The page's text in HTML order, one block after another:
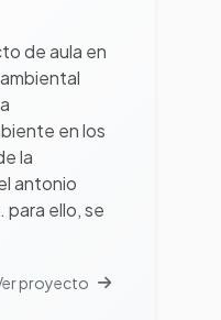
de aula en
en los
la
antonio
para ello, se
proyecto